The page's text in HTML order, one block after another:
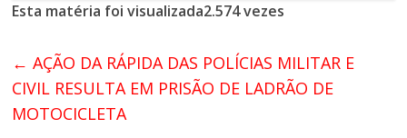
Esta matéria foi visualizada2.574 vezes
← AÇÃO DA RÁPIDA DAS POLÍCIAS MILITAR E
CIVIL RESULTA EM PRISÃO DE LADRÃO DE
MOTOCICLETA